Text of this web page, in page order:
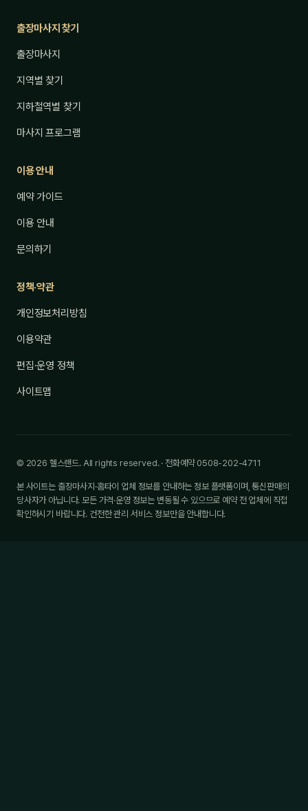
출장마사지 찾기
출장마사지
지역별 찾기
지하철역별 찾기
마사지 프로그램
이용 안내
예약 가이드
이용 안내
문의하기
정책·약관
개인정보처리방침
이용약관
편집·운영 정책
사이트맵
© 2026 헬스랜드. All rights reserved. · 전화예약 0508-202-4711
본 사이트는 출장마사지·홈타이 업체 정보를 안내하는 정보 플랫폼이며, 통신판매의
당사자가 아닙니다. 모든 가격·운영 정보는 변동될 수 있으므로 예약 전 업체에 직접
확인하시기 바랍니다. 건전한 관리 서비스 정보만을 안내합니다.